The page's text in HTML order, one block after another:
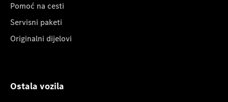
Pomoć na cesti
Servisni paketi
Originalni dijelovi
Ostala vozila